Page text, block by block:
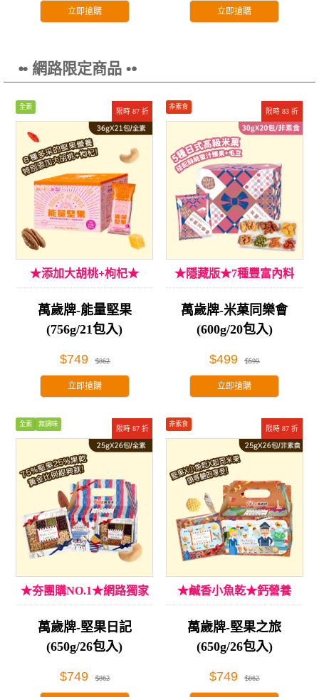
立即搶購 立即搶購
⦁• 網路限定商品 •⦁
限時 87 折
全素
★添加大胡桃+枸杞★
萬歲牌-能量堅果
(756g/21包入)
$749 $862
立即搶購
限時 83 折
非素食
★隱藏版★7種豐富內料
萬歲牌-米菓同樂會
(600g/20包入)
$499 $599
立即搶購
限時 87 折
全素 無調味
★夯團購NO.1★網路獨家
萬歲牌-堅果日記
(650g/26包入)
$749 $862
限時 87 折
非素食
★鹹香小魚乾★鈣營養
萬歲牌-堅果之旅
(650g/26包入)
$749 $862